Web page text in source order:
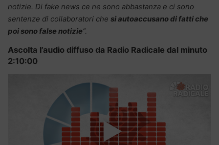
notizie. Di fake news ce ne sono abbastanza e ci sono
sentenze di collaboratori che si autoaccusano di fatti che
poi sono false notizie“.
Ascolta l’audio diffuso da Radio Radicale dal minuto
2:10:00